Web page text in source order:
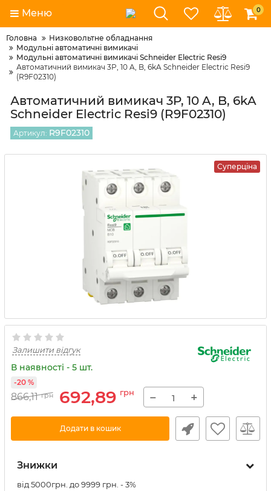
Меню 0
Головна
Низковольтне обладнання
Модульні автоматичні вимикачі
Модульні автоматичні вимикачі Schneider Electric Resi9
Автоматичний вимикач 3P, 10 A, B, 6kA Schneider Electric Resi9
(R9F02310)
Автоматичний вимикач 3P, 10 A, B, 6kA
Schneider Electric Resi9 (R9F02310)
Артикул: R9F02310
Суперціна
Залишити відгук
В наявності - 5 шт.
866,11 грн 692,89 грн
-20 %
− +
Додати в кошик
Знижки
від 5000грн. до 9999 грн. - 3%